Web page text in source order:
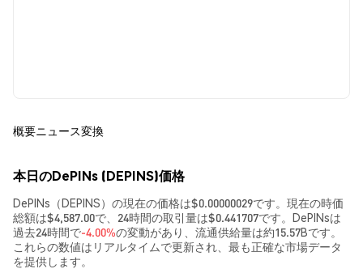
概要ニュース変換
本日のDePINs (DEPINS)価格
DePINs（DEPINS）の現在の価格は$0.00000029です。現在の時価
総額は$4,587.00で、24時間の取引量は$0.441707です。DePINsは
過去24時間で-4.00%の変動があり、流通供給量は約15.57Bです。
これらの数値はリアルタイムで更新され、最も正確な市場データ
を提供します。